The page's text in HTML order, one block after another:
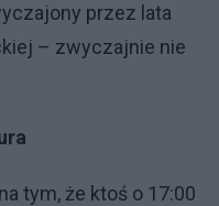
przez lata
– zwyczajnie nie
tym, że ktoś o 17:00